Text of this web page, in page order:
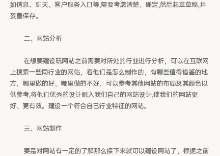
如信息、聊天、客户服务入口等,需要考虑清楚、确定,然后起草草稿,并
妥善保存。
二、网站分析
在想要建设玩网站之前需要对所处的行业进行分析，可以在互联网
上搜索一些同行业的网站，看他们是怎么制作的，有哪些值得借鉴的地
方，哪里做的好，哪里做的不好，可以参考其他网站的布局及其颜色以
供参考,将他们优秀的设计融入我们自己的网站设计,使我们的网站更
好、更有效。建设一个符合自己行业特征的网站。
三、网站制作
要是对网站有一定的了解那么接下来就可以建设网站了，根据之前